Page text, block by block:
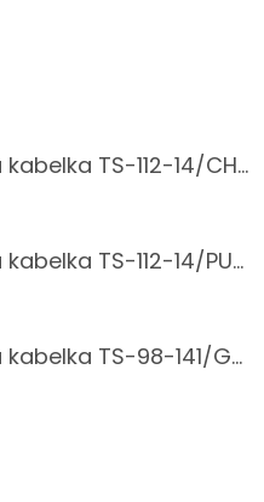
Dámska kožená kabelka TS-112-14/CHOCO
5 z 5 hviezdičiek.
Dámska kožená kabelka TS-112-14/PUDER
5 z 5 hviezdičiek.
Dámska kožená kabelka TS-98-141/GOLD
5 z 5 hviezdičiek.